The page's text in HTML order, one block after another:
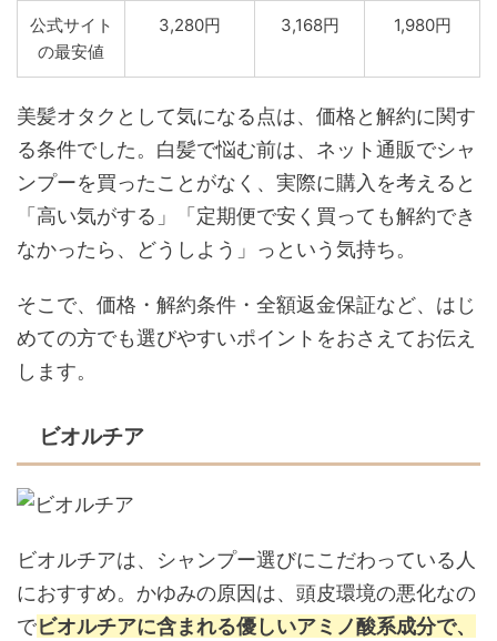
公式サイト
の最安値
3,280円 3,168円 1,980円
美髪オタクとして気になる点は、価格と解約に関す
る条件でした。白髪で悩む前は、ネット通販でシャ
ンプーを買ったことがなく、実際に購入を考えると
「高い気がする」「定期便で安く買っても解約でき
なかったら、どうしよう」っという気持ち。
そこで、価格・解約条件・全額返金保証など、はじ
めての方でも選びやすいポイントをおさえてお伝え
します。
ビオルチア
ビオルチアは、シャンプー選びにこだわっている人
におすすめ。かゆみの原因は、頭皮環境の悪化なの
でビオルチアに含まれる優しいアミノ酸系成分で、